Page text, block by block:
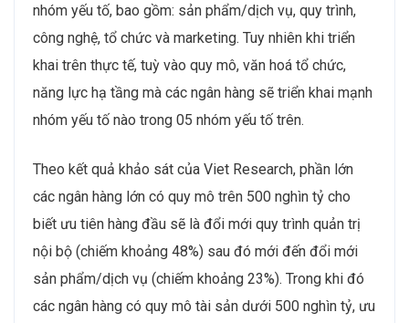
nhóm yếu tố, bao gồm: sản phẩm/dịch vụ, quy trình,
công nghệ, tổ chức và marketing. Tuy nhiên khi triển
khai trên thực tế, tuỳ vào quy mô, văn hoá tổ chức,
năng lực hạ tầng mà các ngân hàng sẽ triển khai mạnh
nhóm yếu tố nào trong 05 nhóm yếu tố trên.
Theo kết quả khảo sát của Viet Research, phần lớn
các ngân hàng lớn có quy mô trên 500 nghìn tỷ cho
biết ưu tiên hàng đầu sẽ là đổi mới quy trình quản trị
nội bộ (chiếm khoảng 48%) sau đó mới đến đổi mới
sản phẩm/dịch vụ (chiếm khoảng 23%). Trong khi đó
các ngân hàng có quy mô tài sản dưới 500 nghìn tỷ, ưu